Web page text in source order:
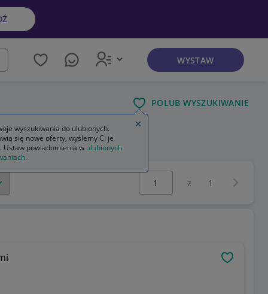
WYSTAW
POLUB WYSZUKIWANIE
Wybierz stronę:
z 1
wyszukiwania do ulubionych.
się nowe oferty, wyślemy Ci je
Ustaw powiadomienia w ulubionych
.
Zamknij wskazówkę